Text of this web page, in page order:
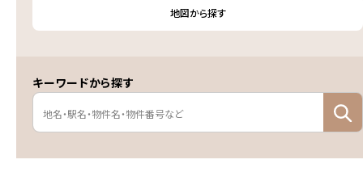
地図から探す
キーワードから探す